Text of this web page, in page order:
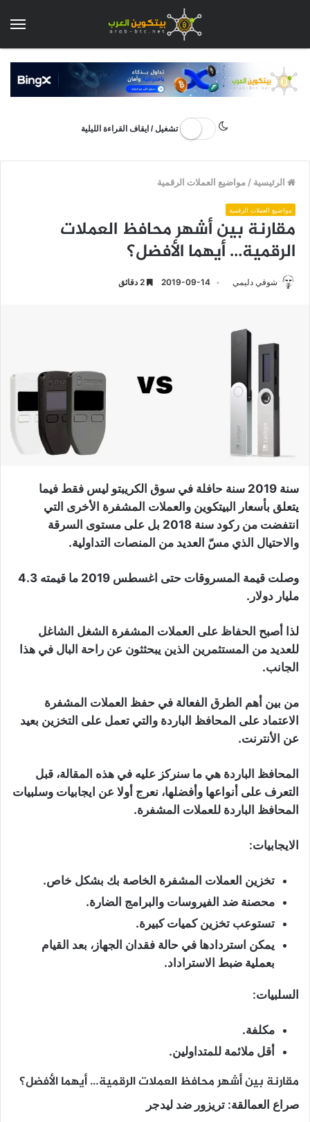
تشغيل / ايقاف القراءة الليلية
الرئيسية /مواضيع العملات الرقمية
مواضيع العملات الرقمية
مقارنة بين أشهر محافظ العملات
الرقمية… أيهما الأفضل؟
شوقي دليمي 2019-09-14
سنة 2019 سنة حافلة في سوق الكريبتو ليس فقط فيما
يتعلق بأسعار البيتكوين والعملات المشفرة الأخرى التي
انتفضت من ركود سنة 2018 بل على مستوى السرقة
والاحتيال الذي مسّ العديد من المنصات التداولية.
وصلت قيمة المسروقات حتى اغسطس 2019 ما قيمته 4.3
مليار دولار.
لذا أصبح الحفاظ على العملات المشفرة الشغل الشاغل
للعديد من المستثمرين الذين يبحثثون عن راحة البال في هذا
الجانب.
من بين أهم الطرق الفعالة في حفظ العملات المشفرة
الاعتماد على المحافظ الباردة والتي تعمل على التخزين بعيد
عن الأنترنت.
المحافظ الباردة هي ما سنركز عليه في هذه المقالة، قبل
التعرف على أنواعها وأفضلها، نعرج أولا عن ايجابيات وسلبيات
المحافظ الباردة للعملات المشفرة.
الايجابيات:
تخزين العملات المشفرة الخاصة بك بشكل خاص.
محصنة ضد الفيروسات والبرامج الضارة.
تستوعب تخزين كميات كبيرة.
يمكن استردادها في حالة فقدان الجهاز، بعد القيام
بعملية ضبط الاستراداد.
السلبيات:
مكلفة.
أقل ملائمة للمتداولين.
مقارنة بين أشهر محافظ العملات الرقمية… أيهما الأفضل؟
صراع العمالقة: تريزور ضد ليدجر